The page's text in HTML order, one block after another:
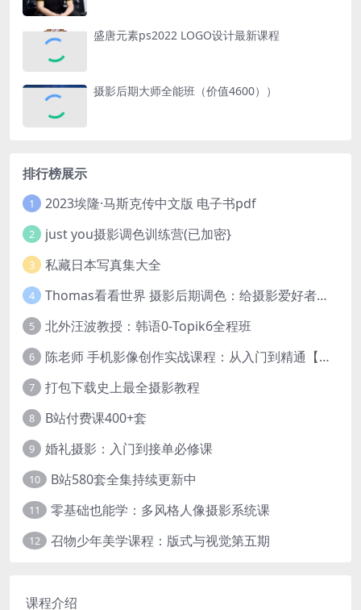
盛唐元素ps2022 LOGO设计最新课程
摄影后期大师全能班（价值4600））
排行榜展示
1 2023埃隆·马斯克传中文版 电子书pdf
2 just you摄影调色训练营(已加密}
3 私藏日本写真集大全
4 Thomas看看世界 摄影后期调色：给摄影爱好者的色彩课 网盘下载
5 北外汪波教授：韩语0-Topik6全程班
6 陈老师 手机影像创作实战课程：从入门到精通【完结】
7 打包下载史上最全摄影教程
8 B站付费课400+套
9 婚礼摄影：入门到接单必修课
10 B站580套全集持续更新中
11 零基础也能学：多风格人像摄影系统课
12 召物少年美学课程：版式与视觉第五期
课程介绍